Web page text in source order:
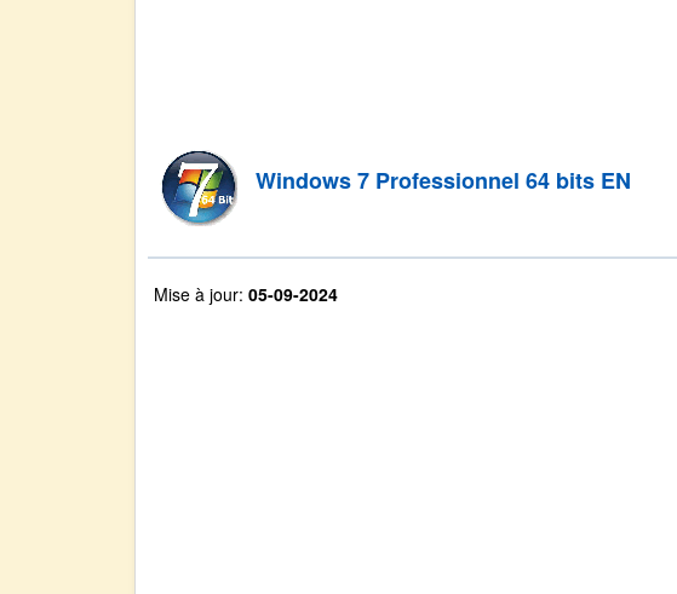
Windows 7 Professionnel 64 bits EN
Mise à jour: 05-09-2024